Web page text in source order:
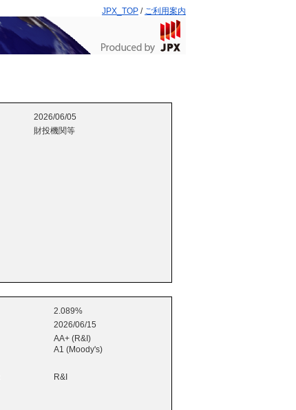
JPX_TOP / ご利用案内
2026/06/05
財投機関等
2.089%
2026/06/15
AA+ (R&I)
A1 (Moody's)
R&I